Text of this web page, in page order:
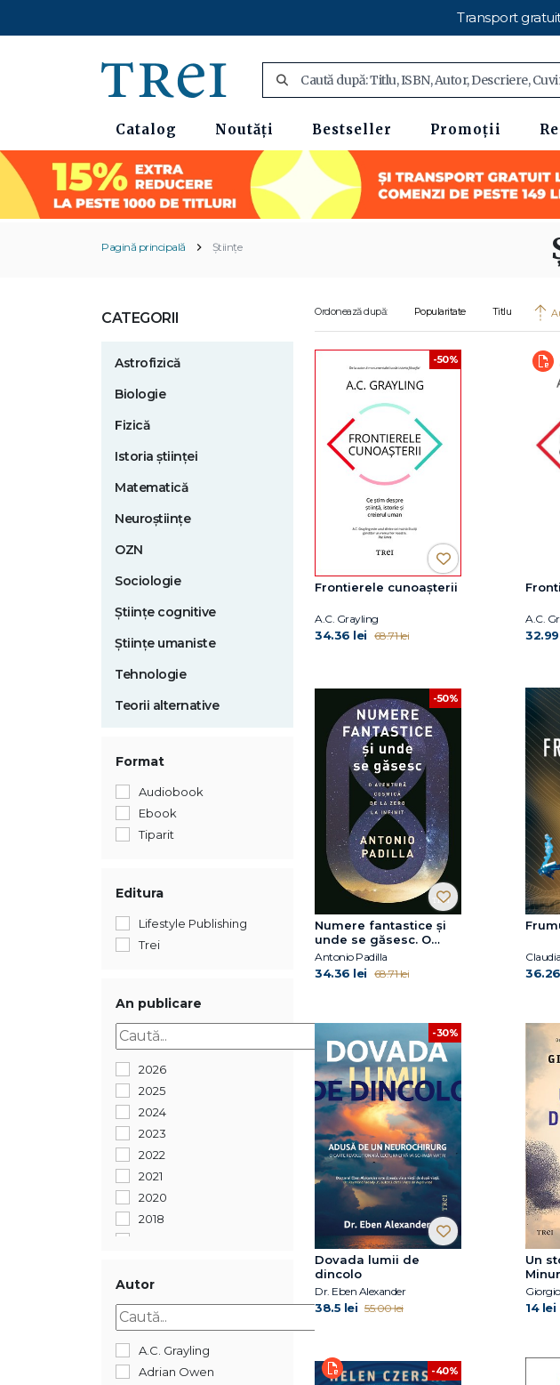
Transport
Catalog Noutăți Bestseller Promoții
Pagină principală Științe
CATEGORII
Astrofizică
Biologie
Fizică
Istoria științei
Matematică
Neuroștiințe
OZN
Sociologie
Științe cognitive
Științe umaniste
Tehnologie
Teorii alternative
Format
Audiobook
Ebook
Tiparit
Editura
Lifestyle Publishing
Trei
An publicare
2026
2025
2024
2023
2022
2021
2020
2018
Autor
A.C. Grayling
Adrian Owen
Ordonează după: Popularitate Titlu
-50%
Frontierele cunoașterii
A.C. Grayling
34.36 lei 68.71 lei
A.C.
-50%
Numere fantastice și
unde se găsesc. O
aventura cosmică de
la zero la infinit
Antonio Padilla
34.36 lei 68.71 lei
-30%
Dovada lumii de
dincolo
Dr. Eben Alexander
38.5 lei 55.00 lei
Un
14 lei
-40%